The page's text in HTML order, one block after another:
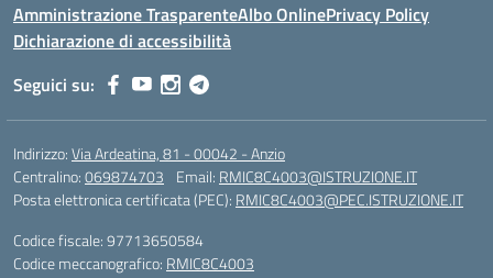
Amministrazione TrasparenteAlbo OnlinePrivacy Policy
Dichiarazione di accessibilità
Seguici su:
Indirizzo:Via Ardeatina, 81 - 00042 - Anzio
Centralino:069874703 Email: RMIC8C4003@ISTRUZIONE.IT
Posta elettronica certificata (PEC): RMIC8C4003@PEC.ISTRUZIONE.IT
Codice fiscale: 97713650584
Codice meccanografico: RMIC8C4003